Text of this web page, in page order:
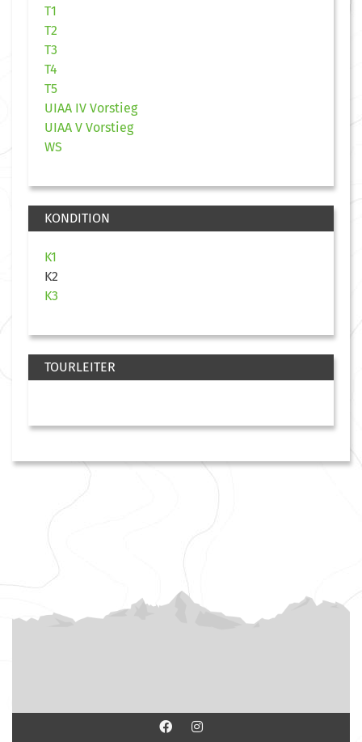
T1
T2
T3
T4
T5
UIAA IV Vorstieg
UIAA V Vorstieg
WS
KONDITION
K1
K2
K3
TOURLEITER